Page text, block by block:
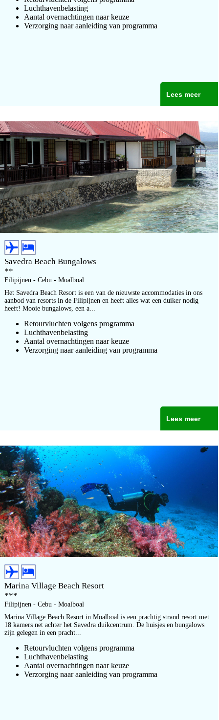
Luchthavenbelasting
Aantal overnachtingen naar keuze
Verzorging naar aanleiding van programma
Lees meer
Savedra Beach Bungalows
**
Filipijnen - Cebu - Moalboal
Het Savedra Beach Resort is een van de nieuwste accommodaties in ons
aanbod van resorts in de Filipijnen en heeft alles wat een duiker nodig
heeft! Mooie bungalows, een a...
Retourvluchten volgens programma
Luchthavenbelasting
Aantal overnachtingen naar keuze
Verzorging naar aanleiding van programma
Lees meer
Marina Village Beach Resort
***
Filipijnen - Cebu - Moalboal
Marina Village Beach Resort in Moalboal is een prachtig strand resort met
18 kamers net achter het Savedra duikcentrum. De huisjes en bungalows
zijn gelegen in een pracht...
Retourvluchten volgens programma
Luchthavenbelasting
Aantal overnachtingen naar keuze
Verzorging naar aanleiding van programma